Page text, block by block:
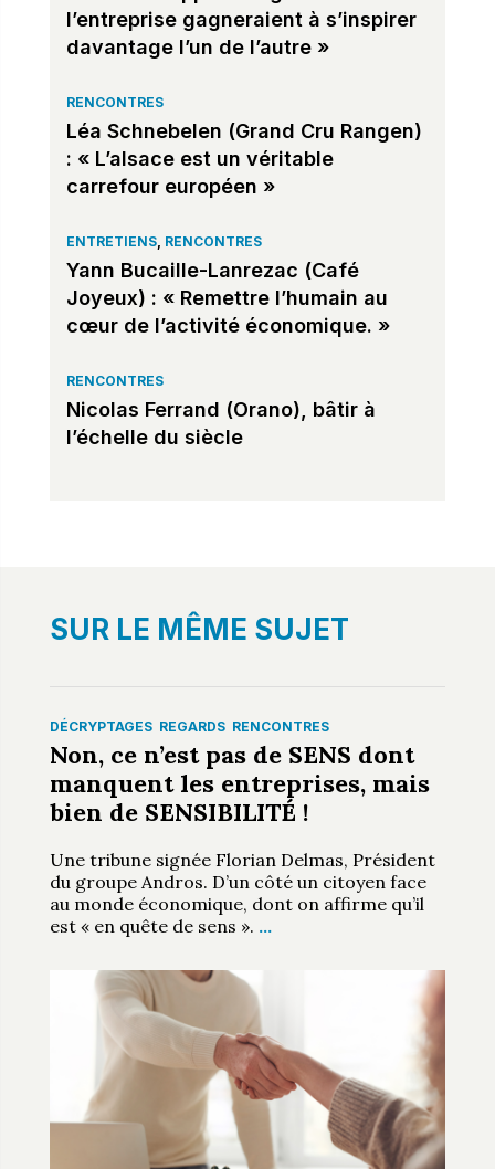
l’entreprise gagneraient à s’inspirer
davantage l’un de l’autre »
RENCONTRES
Léa Schnebelen (Grand Cru Rangen)
: « L’alsace est un véritable
carrefour européen »
ENTRETIENS, RENCONTRES
Yann Bucaille-Lanrezac (Café
Joyeux) : « Remettre l’humain au
cœur de l’activité économique. »
RENCONTRES
Nicolas Ferrand (Orano), bâtir à
l’échelle du siècle
SUR LE MÊME SUJET
DÉCRYPTAGES REGARDS RENCONTRES
Non, ce n’est pas de SENS dont
manquent les entreprises, mais
bien de SENSIBILITÉ !
Une tribune signée Florian Delmas, Président
du groupe Andros. D’un côté un citoyen face
au monde économique, dont on affirme qu’il
est « en quête de sens ». …